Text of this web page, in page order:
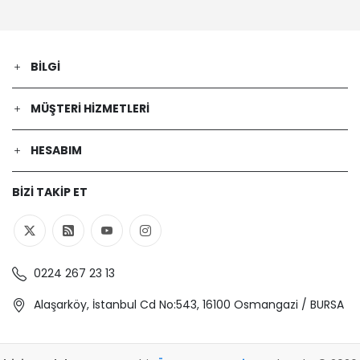
RENAULT | MEGANE II Station wagon
(KM0/1_) | 1.9 dCi (Dizel) - 81 Kw 110 Ps
| 2005-05-01 / 2009-07-01
(Dizel) - 85 Kw 116 Ps | 2006-06-01 /
2008-11-01
RENAULT | MEGANE II Station wagon
RENAULT | MEGANE II (BM0/1_, CM0/1_)
BILGI
MÜŞTERI HIZMETLERI
HESABIM
BIZI TAKIP ET
0224 267 23 13
Alaşarköy, İstanbul Cd No:543, 16100 Osmangazi / BURSA